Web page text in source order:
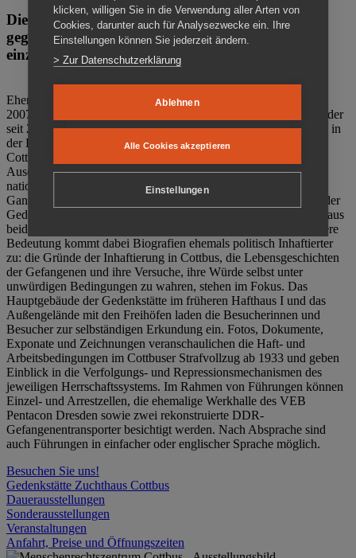
Die Gedenkstätte Zuchthaus Cottbus ist ein Ort
gegen das Vergessen. Anschaulich, nah und
einzigartig.
Ehemalige politische Häftlinge der DDR gründeten im Oktober
2007 den Verein Menschenrechtszentrum Cottbus e. V. (MRZ), der
seit 2011 Eigentümer des ehemaligen Gefängnisses (1860-2002) in
der Bautzener Straße und Träger der Gedenkstätte Zuchthaus
Cottbus ist. Im Zentrum der Arbeit der Gedenkstätte steht die
Auseinandersetzung mit politischem Unrecht während der
nationalsozialistischen Terrorherrschaft und der SED-Diktatur.
Ganzjährig zeigen mehrere Dauer- und Sonderausstellungen in der
Gedenkstätte Zuchthaus Cottbus Beispiele politischen Unrechts aus
beiden deutschen Diktaturen des 20. Jahrhunderts. Eine besondere
Bedeutung kommt dabei Biografien ehemals politisch Inhaftierter
zu: die Gründe der Inhaftierung in Cottbus, die Lebensgeschichten
der Gefangenen und ihre Versuche, ihre Würde selbst unter
unwürdigen Bedingungen zu wahren, stehen im Fokus. Das
Hauptgebäude der Gedenkstätte im früheren Hafthaus I und das
Außengelände mit den Freihöfen laden die Besucherinnen und
Besucher zur selbständigen Erkundung ein. Fotos, Dokumente,
Exponate und Zeichnungen veranschaulichen die Haft- und
Arbeitsbedingungen im Cottbuser Strafvollzug ab 1933 und geben
Einblick in die Verfolgungs- und Repressionsmechanismen des
jeweiligen Herrschaftssystems. Im Rahmen von Führungen können
Einzel- und Arrestzellen, die ehemalige Werkhalle des VEB
Pentacon Dresden sowie zwei rekonstruierte DDR-
Gefangenentransporter besichtigt werden. Nach Absprache sind
auch Führungen in einfacher oder englischer Sprache möglich.
Besuchen Sie uns!
Gedenkstätte Zuchthaus Cottbus
Dauerausstellungen
Sonderausstellungen
Veranstaltungen
Anfahrt, Preise und Öffnungszeiten
klicken, willigen Sie in die Verwendung aller Arten von
Cookies, darunter auch für Analysezwecke ein. Ihre
Einstellungen können Sie jederzeit ändern.
> Zur Datenschutzerklärung
Ablehnen
Alle Cookies akzeptieren
Einstellungen